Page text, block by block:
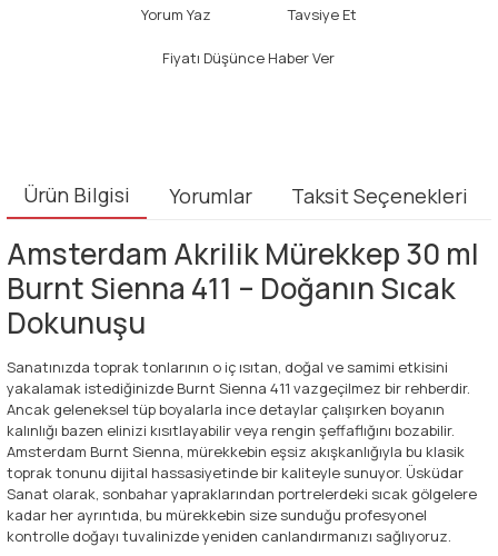
Yorum Yaz Tavsiye Et
Fiyatı Düşünce Haber Ver
Ürün Bilgisi Yorumlar Taksit Seçenekleri
Amsterdam Akrilik Mürekkep 30 ml
Burnt Sienna 411 – Doğanın Sıcak
Dokunuşu
Sanatınızda toprak tonlarının o iç ısıtan, doğal ve samimi etkisini
yakalamak istediğinizde Burnt Sienna 411 vazgeçilmez bir rehberdir.
Ancak geleneksel tüp boyalarla ince detaylar çalışırken boyanın
kalınlığı bazen elinizi kısıtlayabilir veya rengin şeffaflığını bozabilir.
Amsterdam Burnt Sienna, mürekkebin eşsiz akışkanlığıyla bu klasik
toprak tonunu dijital hassasiyetinde bir kaliteyle sunuyor. Üsküdar
Sanat olarak, sonbahar yapraklarından portrelerdeki sıcak gölgelere
kadar her ayrıntıda, bu mürekkebin size sunduğu profesyonel
kontrolle doğayı tuvalinizde yeniden canlandırmanızı sağlıyoruz.